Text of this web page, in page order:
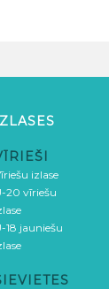
izlase
20 vīriešu
18 jauniešu